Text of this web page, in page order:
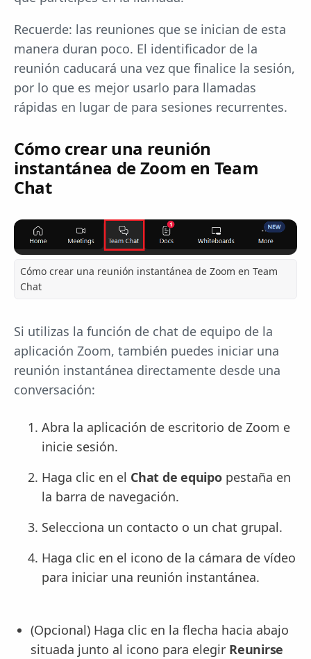
Recuerde: las reuniones que se inician de esta
manera duran poco. El identificador de la
reunión caducará una vez que finalice la sesión,
por lo que es mejor usarlo para llamadas
rápidas en lugar de para sesiones recurrentes.
Cómo crear una reunión
instantánea de Zoom en Team
Chat
Cómo crear una reunión instantánea de Zoom en Team
Chat
Si utilizas la función de chat de equipo de la
aplicación Zoom, también puedes iniciar una
reunión instantánea directamente desde una
conversación:
Abra la aplicación de escritorio de Zoom e
inicie sesión.
Haga clic en el Chat de equipopestaña en
la barra de navegación.
Selecciona un contacto o un chat grupal.
Haga clic en el icono de la cámara de vídeo
para iniciar una reunión instantánea.
(Opcional) Haga clic en la flecha hacia abajo
situada junto al icono para elegir Reunirse